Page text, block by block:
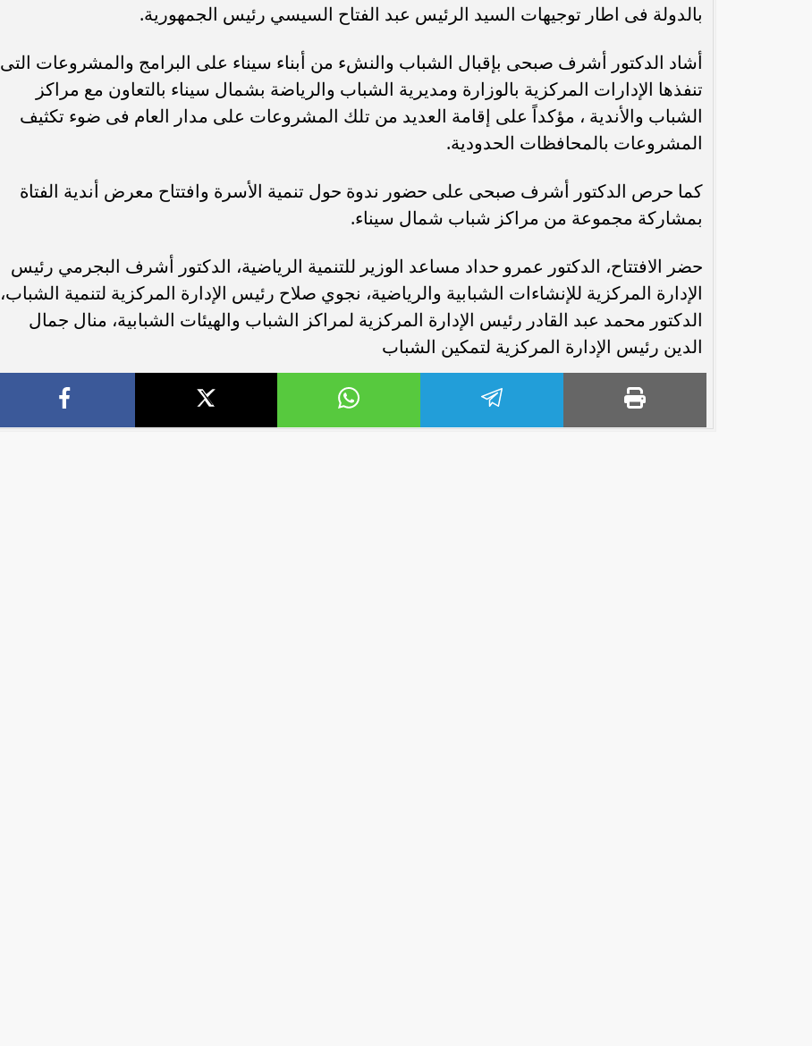
بالدولة فى اطار توجيهات السيد الرئيس عبد الفتاح السيسي رئيس الجمهورية.
أشاد الدكتور أشرف صبحى بإقبال الشباب والنشء من أبناء سيناء على البرامج والمشروعات التى
تنفذها الإدارات المركزية بالوزارة ومديرية الشباب والرياضة بشمال سيناء بالتعاون مع مراكز
الشباب والأندية ، مؤكداً على إقامة العديد من تلك المشروعات على مدار العام فى ضوء تكثيف
المشروعات بالمحافظات الحدودية.
كما حرص الدكتور أشرف صبحى على حضور ندوة حول تنمية الأسرة وافتتاح معرض أندية الفتاة
بمشاركة مجموعة من مراكز شباب شمال سيناء.
حضر الافتتاح، الدكتور عمرو حداد مساعد الوزير للتنمية الرياضية، الدكتور أشرف البجرمي رئيس
الإدارة المركزية للإنشاءات الشبابية والرياضية، نجوي صلاح رئيس الإدارة المركزية لتنمية الشباب،
الدكتور محمد عبد القادر رئيس الإدارة المركزية لمراكز الشباب والهيئات الشبابية، منال جمال
الدين رئيس الإدارة المركزية لتمكين الشباب
رئيس الوزراء : زيادة مخصصات الإنفاق
على الصحة والتعليم و”تكافل” و”كرامة”
محمد إمام يكتب .. ”رمضان المحبة
والسلام ”
الكاتب الصحفي محمد إمام يكتب..
”حافظوا علي مصر”